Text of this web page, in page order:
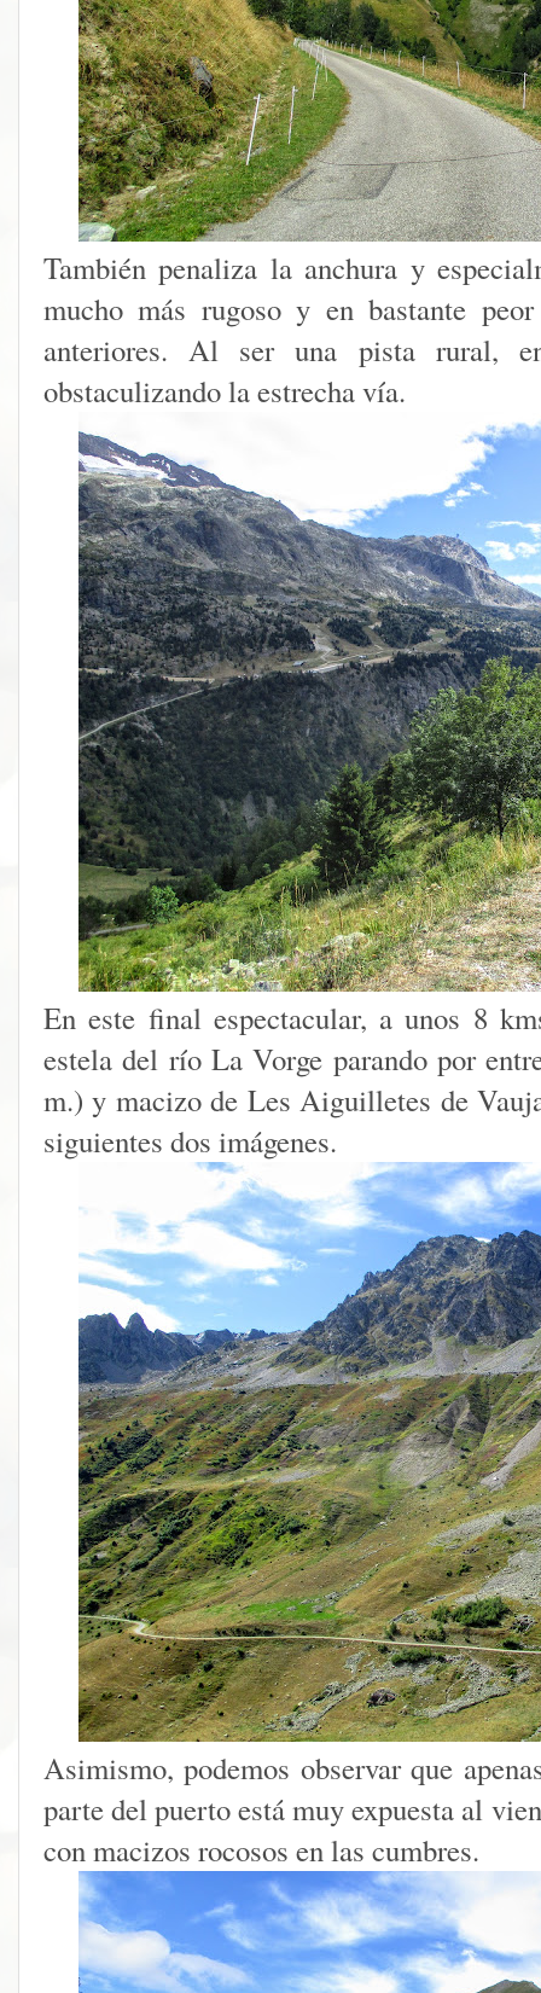
También penaliza la anchura y
mucho más rugoso y en bastante
anteriores. Al ser una pista rural,
obstaculizando la estrecha vía.
En este final espectacular, a unos 8
estela del río La Vorge parando por
m.) y macizo de Les Aiguilletes de
siguientes dos imágenes.
Asimismo, podemos observar que
parte del puerto está muy expuesta al
con macizos rocosos en las cumbres.